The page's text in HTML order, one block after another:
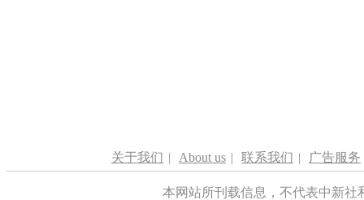
关于我们 | About us | 联系我们 | 广告服务
本网站所刊载信息，不代表中新